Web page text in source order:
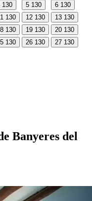
130 5 130 6 130
130 12 130 13 130
130 19 130 20 130
130 26 130 27 130
Banyeres del